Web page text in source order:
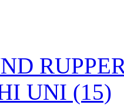
UNI (15)